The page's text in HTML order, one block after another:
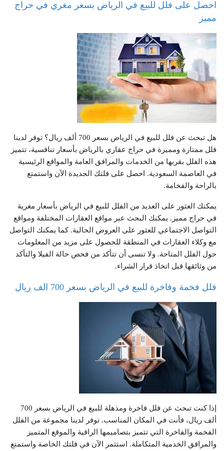
احصل على فلل للبيع في الرياض بسعر مغري في حراج
مميز
هل تبحث عن فلل للبيع في الرياض بسعر 700 ألف ريال؟ توفر لدينا
فلل ممتازة ومميزة في حراج عقاري بالرياض بأسعار تنافسية، تتميز
هذه الفلل بقربها من الخدمات والمرافق العامة والمواقع الرئيسية
في العاصمة السعودية. احصل على فلتك الجديدة الآن واستمتع
بالراحة والفخامة.
يمكنك العثور على العديد من الفلل للبيع في الرياض بأسعار مغرية
في حراج مميز. يمكنك البحث عبر مواقع العقارات المختلفة ومواقع
التواصل الاجتماعي للعثور على العروض الحالية. كما يمكنك التواصل
مع وكلاء العقارات في المنطقة للحصول على مزيد من المعلومات
حول الفلل المتاحة. ولا تنسى أن تتأكد من فحص حالة الفيلا والتأكد
من وثائقها قبل اتخاذ قرار الشراء.
فلل فخمة وفاخرة للبيع في الرياض بسعر 700 الف ريال
إذا كنت تبحث عن فلل فاخرة ومذهلة للبيع في الرياض بسعر 700
ألف ريال، فأنت في المكان المناسب. توفر لدينا مجموعة من الفلل
الفخمة والفاخرة التي تتميز بتصاميمها الراقية والموقع المتميز
والمرافق الخدمية المتكاملة. استثمر الآن في فلتك الخاصة واستمتع